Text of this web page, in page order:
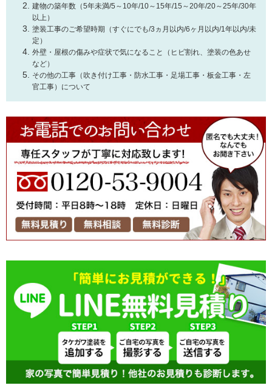
建物の築年数（5年未満/5～10年/10～15年/15～20年/20～25年/30年
以上）
塗装工事のご希望時期（すぐにでも/3ヵ月以内/6ヶ月以内/1年以内/未
定）
外壁・屋根の傷みや症状で気になること（ヒビ割れ、塗装の色あせ
など）
その他の工事（吹き付け工事・防水工事・足場工事・板金工事・左
官工事）について